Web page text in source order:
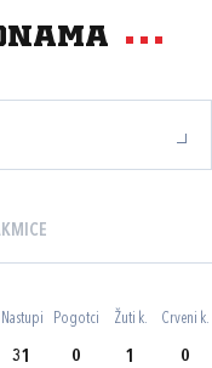
Nastupi Pogotci Žuti k. Crveni k.
31 0 1 0